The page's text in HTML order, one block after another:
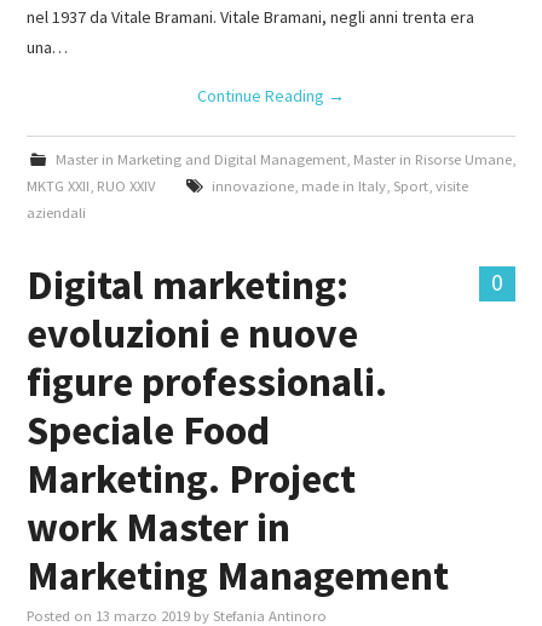
nel 1937 da Vitale Bramani. Vitale Bramani, negli anni trenta era
una…
Continue Reading →
Master in Marketing and Digital Management, Master in Risorse Umane,
MKTG XXII RUO XXIV innovazione, made in Italy, Sport, visite
aziendali
0
Digital marketing:
evoluzioni e nuove
figure professionali.
Speciale Food
Marketing. Project
work Master in
Marketing Management
Posted on 13 marzo 2019 by Stefania Antinoro